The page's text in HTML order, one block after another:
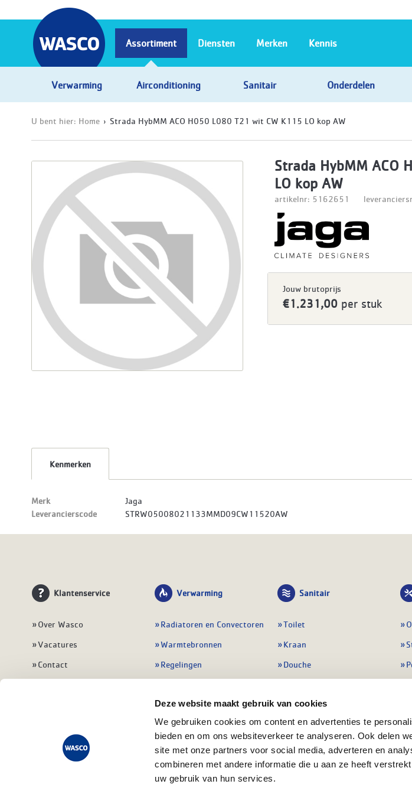
Deze website maakt gebruik van cookies
We gebruiken cookies om content en advertenties te
bieden en om ons websiteverkeer te analyseren. Ook delen
site met onze partners voor social media, adverteren en
combineren met andere informatie die u aan ze heeft
uw gebruik van hun services.
Assortiment
Verwarming Airconditioning Sanitair Onderdelen
Diensten Merken Kennis
U bent hier: Home Strada HybMM ACO H050 L080 T21 wit CW K115 LO kop AW
Strada HybMM ACO
LO kop AW
artikelnr: 5162651
Jouw brutoprijs
€1.231,00 per stuk
Kenmerken
Merk
Jaga
Leverancierscode
STRW05008021133MMD09CW11520AW
Klantenservice
Over Wasco
Vacatures
Contact
Veelgestelde vragen
Verwarming
Radiatoren en Convectoren
Warmtebronnen
Regelingen
Leidingwerk
Warmwatertoestellen
Alle verwarming
Sanitair
Toilet
Kraan
Douche
Badmeubel
Afvoeren
Alle sanitair